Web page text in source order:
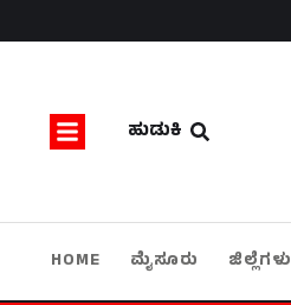
ಹುಡುಕಿ
HOME ಮೈಸೂರು ಜಿಲ್ಲೆಗಳು